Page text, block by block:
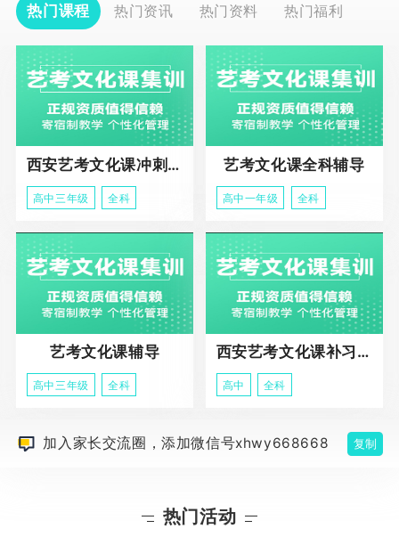
热门课程 热门资讯 热门资料 热门福利
西安艺考文化课冲刺班
高中三年级 全科
艺考文化课全科辅导
高中一年级 全科
艺考文化课辅导
高中三年级 全科
西安艺考文化课补习学校
高中 全科
加入家长交流圈，添加微信号xhwy668668 复制
热门活动